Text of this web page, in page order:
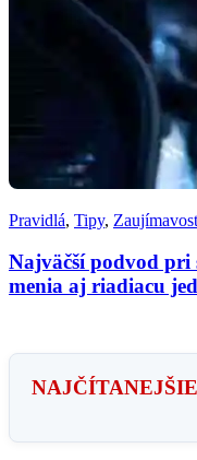
Pravidlá, Tipy,
Najväčší podvod
menia aj riadiacu